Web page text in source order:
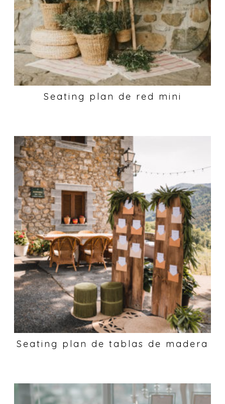
Seating plan de red mini
Seating plan de tablas de madera